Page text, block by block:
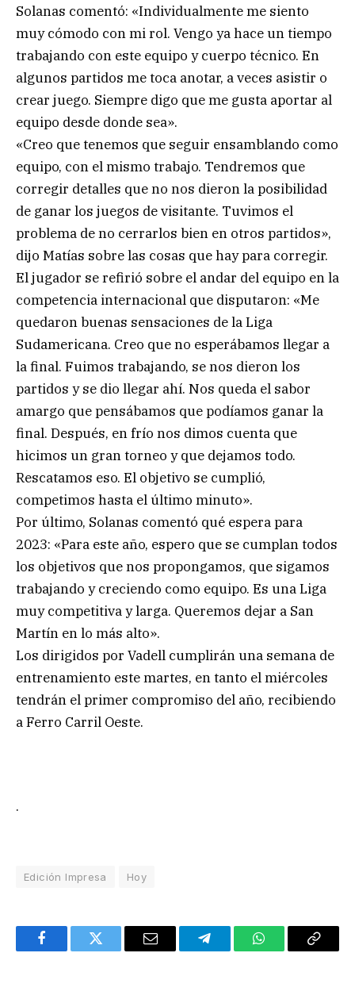
Solanas comentó: «Individualmente me siento
muy cómodo con mi rol. Vengo ya hace un tiempo
trabajando con este equipo y cuerpo técnico. En
algunos partidos me toca anotar, a veces asistir o
crear juego. Siempre digo que me gusta aportar al
equipo desde donde sea».
«Creo que tenemos que seguir ensamblando como
equipo, con el mismo trabajo. Tendremos que
corregir detalles que no nos dieron la posibilidad
de ganar los juegos de visitante. Tuvimos el
problema de no cerrarlos bien en otros partidos»,
dijo Matías sobre las cosas que hay para corregir.
El jugador se refirió sobre el andar del equipo en la
competencia internacional que disputaron: «Me
quedaron buenas sensaciones de la Liga
Sudamericana. Creo que no esperábamos llegar a
la final. Fuimos trabajando, se nos dieron los
partidos y se dio llegar ahí. Nos queda el sabor
amargo que pensábamos que podíamos ganar la
final. Después, en frío nos dimos cuenta que
hicimos un gran torneo y que dejamos todo.
Rescatamos eso. El objetivo se cumplió,
competimos hasta el último minuto».
Por último, Solanas comentó qué espera para
2023: «Para este año, espero que se cumplan todos
los objetivos que nos propongamos, que sigamos
trabajando y creciendo como equipo. Es una Liga
muy competitiva y larga. Queremos dejar a San
Martín en lo más alto».
Los dirigidos por Vadell cumplirán una semana de
entrenamiento este martes, en tanto el miércoles
tendrán el primer compromiso del año, recibiendo
a Ferro Carril Oeste.
.
Edición Impresa Hoy
FacebookTwitter Email TelegramWhatsAppCopy